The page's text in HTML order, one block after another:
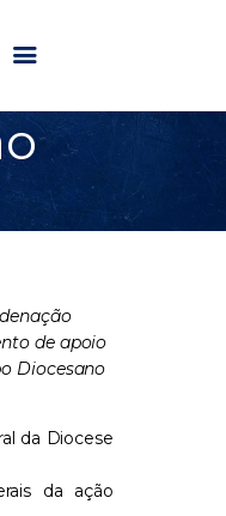
de apoio
Diocesano
da Diocese
da ação